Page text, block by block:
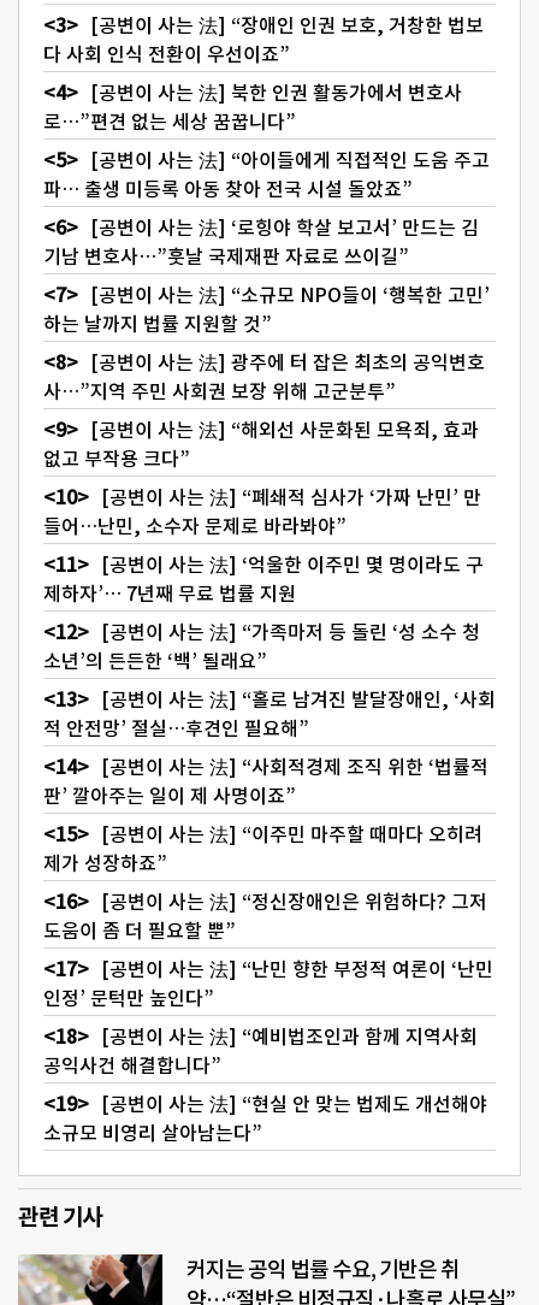
[공변이 사는 法] “장애인 인권 보호, 거창한 법보
다 사회 인식 전환이 우선이죠”
[공변이 사는 法] 북한 인권 활동가에서 변호사
로…”편견 없는 세상 꿈꿉니다”
[공변이 사는 法] “아이들에게 직접적인 도움 주고
파… 출생 미등록 아동 찾아 전국 시설 돌았죠”
[공변이 사는 法] ‘로힝야 학살 보고서’ 만드는 김
기남 변호사…”훗날 국제재판 자료로 쓰이길”
[공변이 사는 法] “소규모 NPO들이 ‘행복한 고민’
하는 날까지 법률 지원할 것”
[공변이 사는 法] 광주에 터 잡은 최초의 공익변호
사…”지역 주민 사회권 보장 위해 고군분투”
[공변이 사는 法] “해외선 사문화된 모욕죄, 효과
없고 부작용 크다”
[공변이 사는 法] “폐쇄적 심사가 ‘가짜 난민’ 만
들어…난민, 소수자 문제로 바라봐야”
[공변이 사는 法] ‘억울한 이주민 몇 명이라도 구
제하자’… 7년째 무료 법률 지원
[공변이 사는 法] “가족마저 등 돌린 ‘성 소수 청
소년’의 든든한 ‘백’ 될래요”
[공변이 사는 法] “홀로 남겨진 발달장애인, ‘사회
적 안전망’ 절실…후견인 필요해”
[공변이 사는 法] “사회적경제 조직 위한 ‘법률적
판’ 깔아주는 일이 제 사명이죠”
[공변이 사는 法] “이주민 마주할 때마다 오히려
제가 성장하죠”
[공변이 사는 法] “정신장애인은 위험하다? 그저
도움이 좀 더 필요할 뿐”
[공변이 사는 法] “난민 향한 부정적 여론이 ‘난민
인정’ 문턱만 높인다”
[공변이 사는 法] “예비법조인과 함께 지역사회
공익사건 해결합니다”
[공변이 사는 法] “현실 안 맞는 법제도 개선해야
소규모 비영리 살아남는다”
관련 기사
커지는 공익 법률 수요, 기반은 취
약…“절반은 비정규직·나홀로 사무실”